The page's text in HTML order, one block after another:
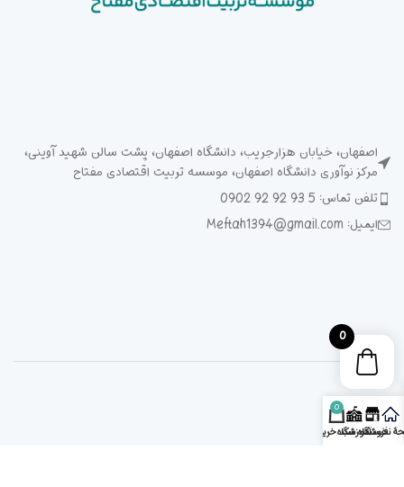
اصفهان، خیابان هزارجریب، دانشگاه اصفهان، پشت سالن شهید آوینی،
مرکز نوآوری دانشگاه اصفهان، موسسه تربیت اقتصادی مفتاح
تلفن تماس: 5 93 92 92 0902
ایمیل: Meftah1394@gmail.com
0
نخست
فروشگاهآموزشگاه
0
سبد خرید